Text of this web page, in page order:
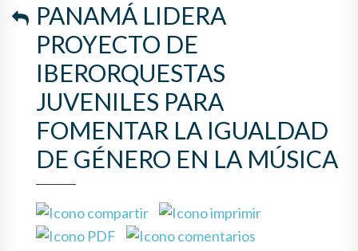
PANAMÁ LIDERA
PROYECTO DE
IBERORQUESTAS
JUVENILES PARA
FOMENTAR LA IGUALDAD
DE GÉNERO EN LA MÚSICA